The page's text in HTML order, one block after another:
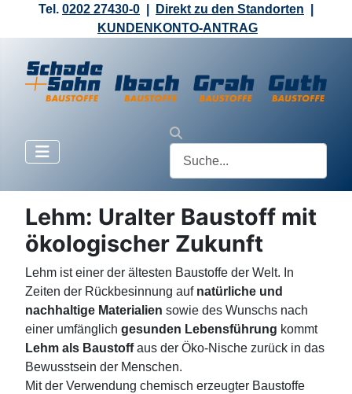
Tel. 0202 27430-0 Direkt zu den Standorten
KUNDENKONTO-ANTRAG
Lehm: Uralter Baustoff mit
ökologischer Zukunft
Lehm ist einer der ältesten Baustoffe der Welt. In
Zeiten der Rückbesinnung auf natürliche und
nachhaltige Materialien sowie des Wunschs nach
einer umfänglich gesunden Lebensführung kommt
Lehm als Baustoffaus der Öko-Nische zurück in das
Bewusstsein der Menschen.
Mit der Verwendung chemisch erzeugter Baustoffe